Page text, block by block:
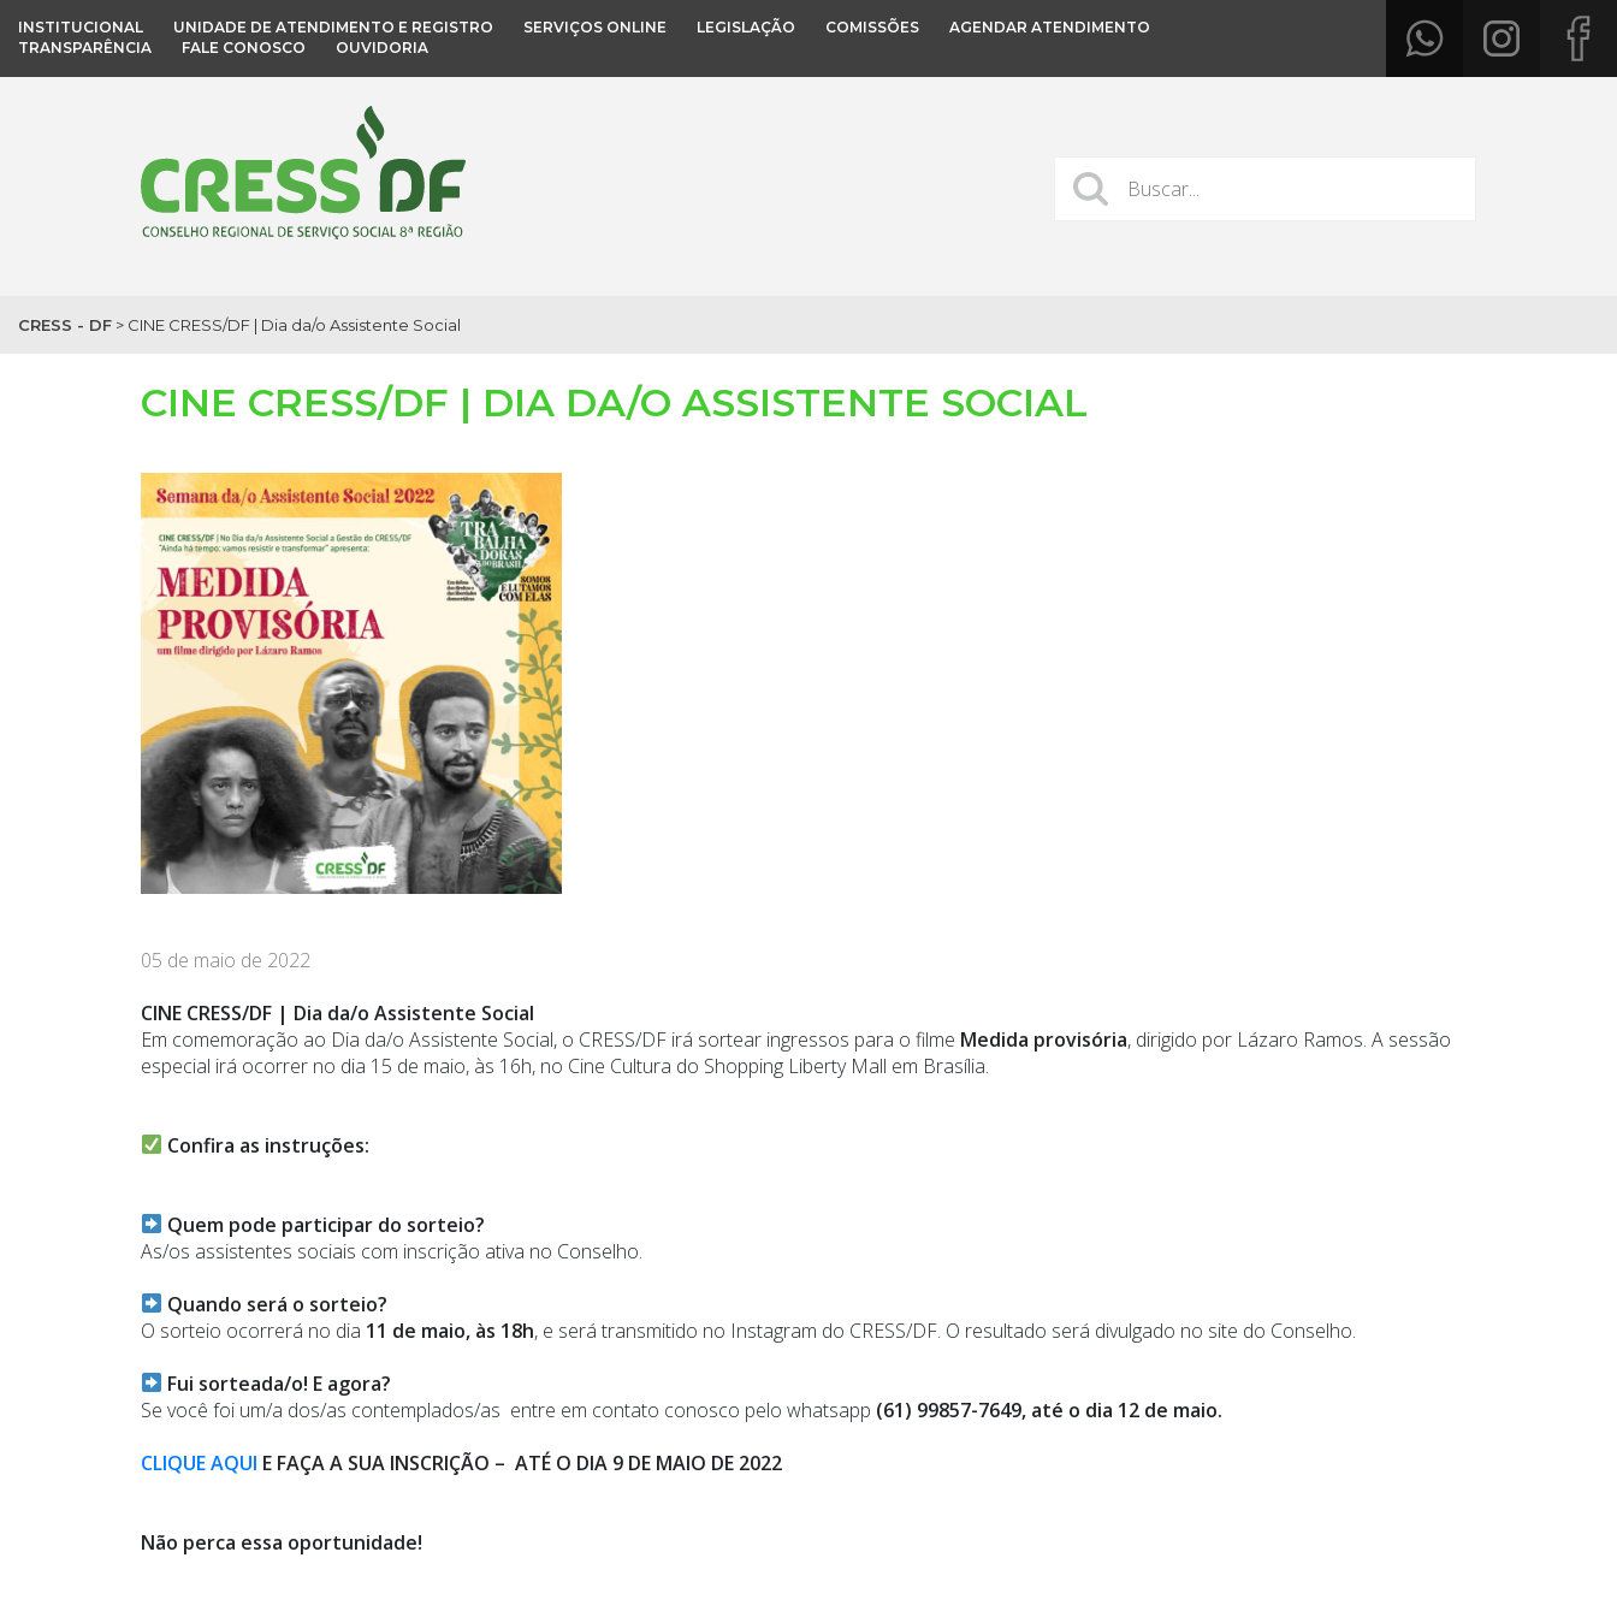
INSTITUCIONAL UNIDADE DE ATENDIMENTO E REGISTRO SERVIÇOS ONLINE LEGISLAÇÃO COMISSÕES
AGENDAR ATENDIMENTO
TRANSPARÊNCIA
FALE CONOSCO OUVIDORIA
CRESS - DF > CINE CRESS/DF | Dia da/o Assistente Social
CINE CRESS/DF | DIA DA/O ASSISTENTE SOCIAL
05 de maio de 2022
CINE CRESS/DF | Dia da/o Assistente Social
Em comemoração ao Dia da/o Assistente Social, o CRESS/DF irá sortear ingressos para o filme Medida provisória, dirigido por Lázaro Ramos. A sessão
especial irá ocorrer no dia 15 de maio, às 16h, no Cine Cultura do Shopping Liberty Mall em Brasília.
Confira as instruções:
Quem pode participar do sorteio?
As/os assistentes sociais com inscrição ativa no Conselho.
Quando será o sorteio?
O sorteio ocorrerá no dia 11 de maio, às 18h, e será transmitido no Instagram do CRESS/DF. O resultado será divulgado no site do Conselho.
Fui sorteada/o! E agora?
Se você foi um/a dos/as contemplados/as entre em contato conosco pelo whatsapp (61) 99857-7649, até o dia 12 de maio.
CLIQUE AQUI E FAÇA A SUA INSCRIÇÃO – ATÉ O DIA 9 DE MAIO DE 2022
Não perca essa oportunidade!